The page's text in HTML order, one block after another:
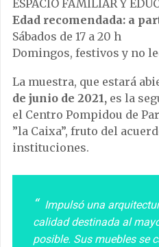
ESPACIO FAMILIAR Y
Edad recomendada: a
Sábados de 17 a 20 h
Domingos, festivos y no
La muestra, que estará
de junio de 2021, es la
el Centro Pompidou de
”la Caixa”, fruto del
instituciones.
Impulsó una
calidad destinada al
posible. Sus muebles se